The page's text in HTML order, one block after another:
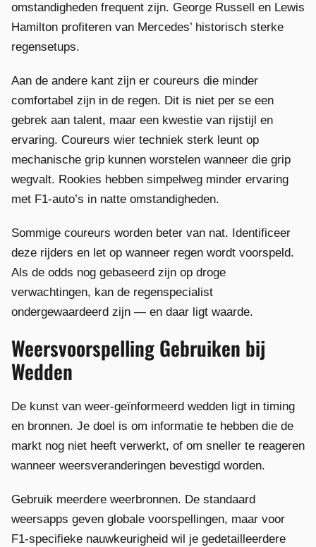
omstandigheden frequent zijn. George Russell en Lewis
Hamilton profiteren van Mercedes’ historisch sterke
regensetups.
Aan de andere kant zijn er coureurs die minder
comfortabel zijn in de regen. Dit is niet per se een
gebrek aan talent, maar een kwestie van rijstijl en
ervaring. Coureurs wier techniek sterk leunt op
mechanische grip kunnen worstelen wanneer die grip
wegvalt. Rookies hebben simpelweg minder ervaring
met F1-auto’s in natte omstandigheden.
Sommige coureurs worden beter van nat. Identificeer
deze rijders en let op wanneer regen wordt voorspeld.
Als de odds nog gebaseerd zijn op droge
verwachtingen, kan de regenspecialist
ondergewaardeerd zijn — en daar ligt waarde.
Weersvoorspelling Gebruiken bij
Wedden
De kunst van weer-geïnformeerd wedden ligt in timing
en bronnen. Je doel is om informatie te hebben die de
markt nog niet heeft verwerkt, of om sneller te reageren
wanneer weersveranderingen bevestigd worden.
Gebruik meerdere weerbronnen. De standaard
weersapps geven globale voorspellingen, maar voor
F1-specifieke nauwkeurigheid wil je gedetailleerdere